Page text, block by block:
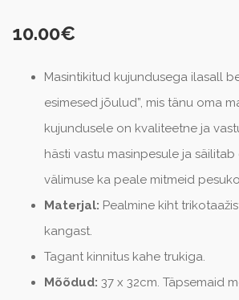
10.00€
Masintikitud kujundusega ilasall
esimesed jõulud”, mis tänu oma
kujundusele on kvaliteetne ja
hästi vastu masinpesule ja säilitab
välimuse ka peale mitmeid
Materjal: Pealmine kiht
kangast.
Tagant kinnitus kahe trukiga.
Mõõdud: 37 x 32cm. Täpsemaid